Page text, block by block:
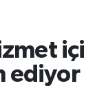
içi
ediyor